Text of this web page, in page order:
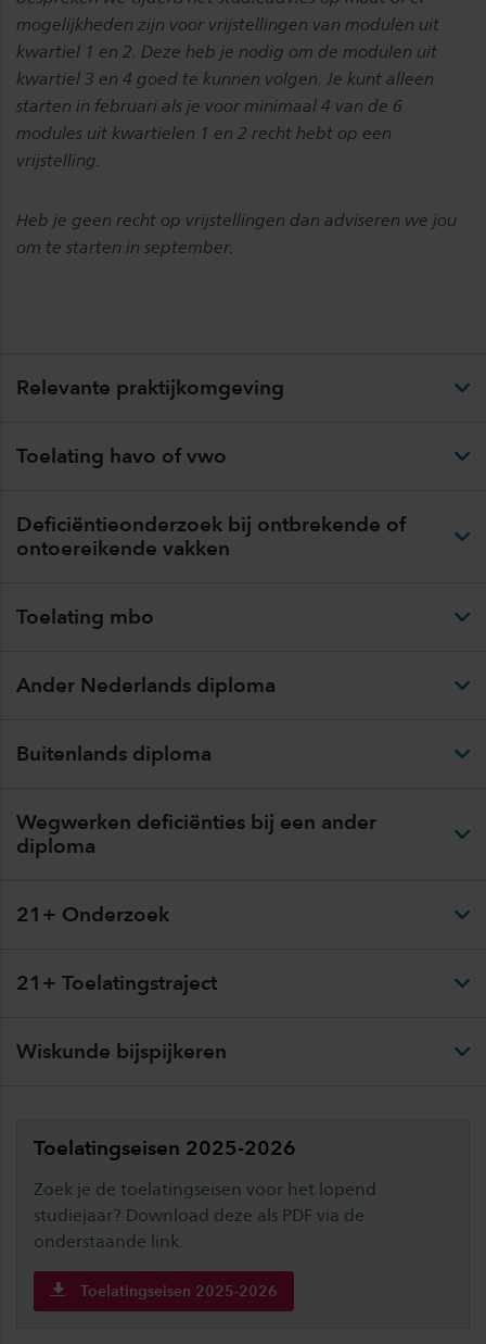
mogelijkheden zijn voor vrijstellingen van modulen uit
kwartiel 1 en 2. Deze heb je nodig om de modulen uit
kwartiel 3 en 4 goed te kunnen volgen. Je kunt alleen
starten in februari als je voor minimaal 4 van de 6
modules uit kwartielen 1 en 2 recht hebt op een
vrijstelling.
Heb je geen recht op vrijstellingen dan adviseren we jou
om te starten in september.
Relevante praktijkomgeving
Toelating havo of vwo
Deficiëntieonderzoek bij ontbrekende of
ontoereikende vakken
Toelating mbo
Ander Nederlands diploma
Buitenlands diploma
Wegwerken deficiënties bij een ander
diploma
21+ Onderzoek
21+ Toelatingstraject
Wiskunde bijspijkeren
Toelatingseisen 2025-2026
Zoek je de toelatingseisen voor het lopend
studiejaar? Download deze als PDF via de
onderstaande link.
Toelatingseisen 2025-2026